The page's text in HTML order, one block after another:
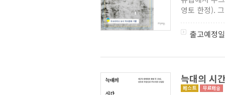
영토 한정).
출고예정
늑대의 시